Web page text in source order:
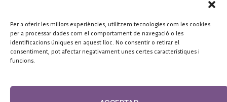
Per a oferir les millors experiències, utilitzem tecnologies com les cookies
per a processar dades com el comportament de navegació o les
identificacions úniques en aquest lloc. No consentir o retirar el
consentiment, pot afectar negativament unes certes característiques i
funcions.
FUNDACIÓ